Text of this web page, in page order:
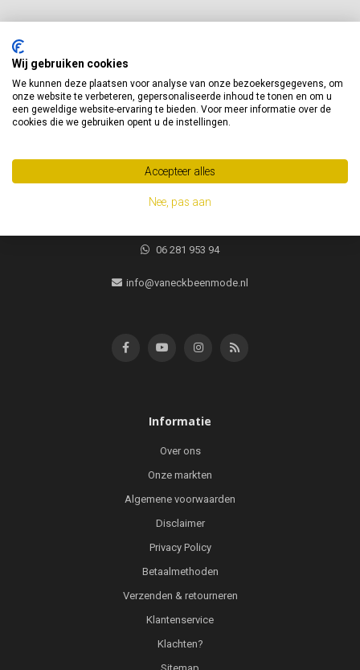
van Eck Beenmode
Heeft u vragen of advies nodig, neem gerust contact met ons op!
1311 HK
Almere, Nederland
06 281 953 94
info@vaneckbeenmode.nl
Informatie
Over ons
Onze markten
Algemene voorwaarden
Disclaimer
Privacy Policy
Betaalmethoden
Verzenden & retourneren
Klantenservice
Klachten?
Wij gebruiken cookies
We kunnen deze plaatsen voor analyse van onze bezoekersgegevens, om
onze website te verbeteren, gepersonaliseerde inhoud te tonen en om u
een geweldige website-ervaring te bieden. Voor meer informatie over de
cookies die we gebruiken opent u de instellingen.
Accepteer alles
Nee, pas aan